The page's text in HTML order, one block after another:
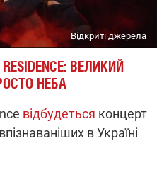
Відкриті джерела
RESIDENCE: ВЕЛИКИЙ
НЕБА
відбудеться концерт
в Україні